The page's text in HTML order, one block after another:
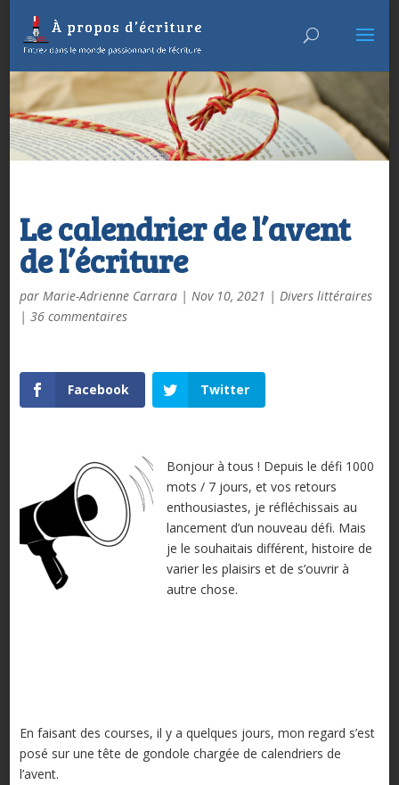
Le calendrier de l’avent
de l’écriture
par Marie-Adrienne Carrara| Nov 10, 2021 | Divers littéraires
| 36 commentaires
Facebook Twitter
Bonjour à tous ! Depuis le défi 1000
mots / 7 jours, et vos retours
enthousiastes, je réfléchissais au
lancement d’un nouveau défi. Mais
je le souhaitais différent, histoire de
varier les plaisirs et de s’ouvrir à
autre chose.
En faisant des courses, il y a quelques jours, mon regard s’est
posé sur une tête de gondole chargée de calendriers de
l’avent.